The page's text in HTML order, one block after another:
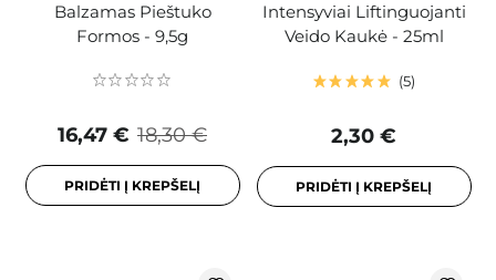
Balzamas Pieštuko
Formos - 9,5g
18,30 €
16,47 €
PRIDĖTI Į KREPŠELĮ
Intensyviai Liftinguojanti
Veido Kaukė - 25ml
5
2,30 €
PRIDĖTI Į KREPŠELĮ